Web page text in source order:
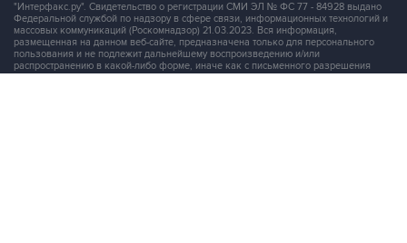
"Интерфакс.ру". Свидетельство о регистрации СМИ ЭЛ № ФС 77 - 84928 выдано
Федеральной службой по надзору в сфере связи, информационных технологий и
массовых коммуникаций (Роскомнадзор) 21.03.2023. Вся информация,
размещенная на данном веб-сайте, предназначена только для персонального
пользования и не подлежит дальнейшему воспроизведению и/или
распространению в какой-либо форме, иначе как с письменного разрешения